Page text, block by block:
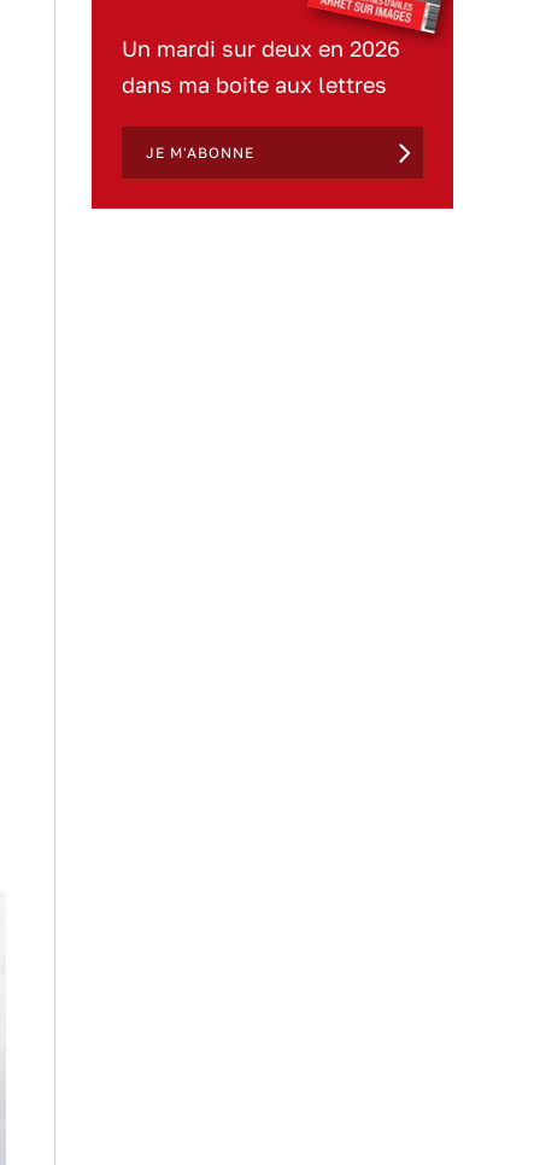
Un mardi sur deux en 2026
dans ma boite aux lettres
JE M'ABONNE